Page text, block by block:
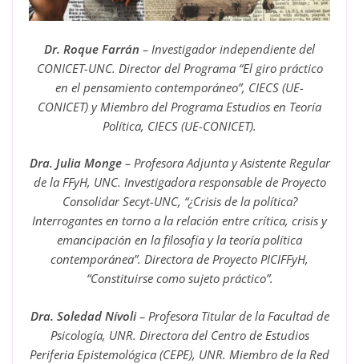
Dr. Roque Farrán – Investigador independiente del
CONICET-UNC. Director del Programa “El giro práctico
en el pensamiento contemporáneo”, CIECS (UE-
CONICET) y Miembro del Programa Estudios en Teoría
Política, CIECS (UE-CONICET).
Dra. Julia Monge– Profesora Adjunta y Asistente Regular
de la FFyH, UNC. Investigadora responsable de Proyecto
Consolidar Secyt-UNC, “¿Crisis de la política?
Interrogantes en torno a la relación entre crítica, crisis y
emancipación en la filosofía y la teoría política
contemporánea”. Directora de Proyecto PICIFFyH,
“Constituirse como sujeto práctico”.
Dra. Soledad Nívoli– Profesora Titular de la Facultad de
Psicología, UNR. Directora del Centro de Estudios
Periferia Epistemológica (CEPE), UNR. Miembro de la Red